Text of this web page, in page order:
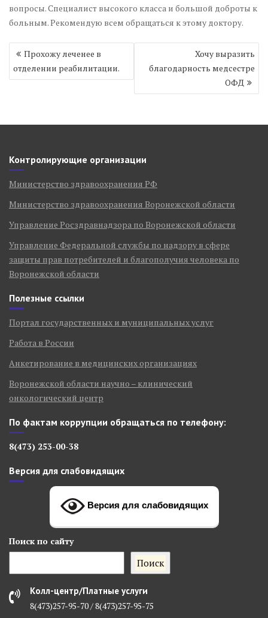
вопросы. Специалист высокого класса и большой доброты к
больным. Рекомендую всем обращаться к этому доктору.
Навигация
по
записям
Прохожу леченее в
отделении реабилитации.
Хочу выразить
благодарность медсестре
ОФД
Контролирующие организации
Министерство здравоохранения РФ
Министерство здравоохранения Воронежской области
Управление Росздравнадзора по Воронежской области
Управление Федеральной службы по надзору в сфере
защиты прав потребителей и благополучия человека по
Воронежской области
Полезные ссылки
Портал государственных и муниципальных услуг
Работа в России
Анкетирование в медицинских организациях
Воронежской области научно – клинический
онкологический центр
По фактам коррупции обращаться по телефону:
8(473) 253-00-38
Версия для слабовидящих
Версия для слабовидящих
Поиск по сайту
Поиск
Колл-центр/Платные услуги
8(473)257-95-70 / 8(473)257-95-75